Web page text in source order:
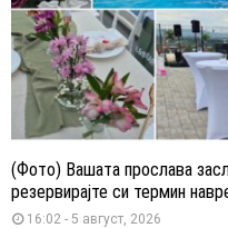
(Фото) Вашата прослава
резервирајте си термин
16:02 - 5 август, 2026